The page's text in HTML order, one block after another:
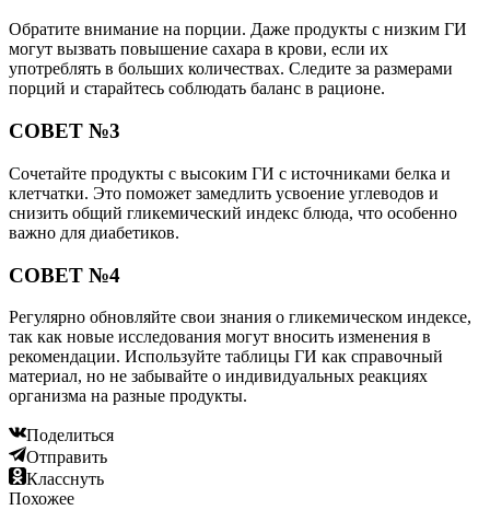
Обратите внимание на порции. Даже продукты с низким ГИ
могут вызвать повышение сахара в крови, если их
употреблять в больших количествах. Следите за размерами
порций и старайтесь соблюдать баланс в рационе.
СОВЕТ №3
Сочетайте продукты с высоким ГИ с источниками белка и
клетчатки. Это поможет замедлить усвоение углеводов и
снизить общий гликемический индекс блюда, что особенно
важно для диабетиков.
СОВЕТ №4
Регулярно обновляйте свои знания о гликемическом индексе,
так как новые исследования могут вносить изменения в
рекомендации. Используйте таблицы ГИ как справочный
материал, но не забывайте о индивидуальных реакциях
организма на разные продукты.
Поделиться
Отправить
Класснуть
Похожее